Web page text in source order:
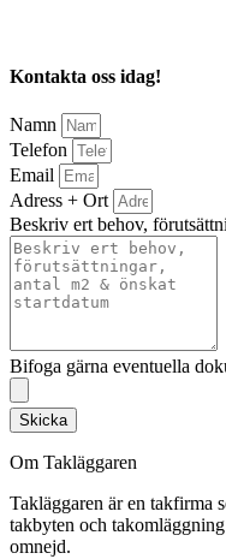
Kontakta oss idag!
Namn
Telefon
Email
Adress + Ort
Beskriv ert behov,
Bifoga gärna eventuella
Skicka
Om Takläggaren
Takläggaren är en takfirma
takbyten och
omnejd.